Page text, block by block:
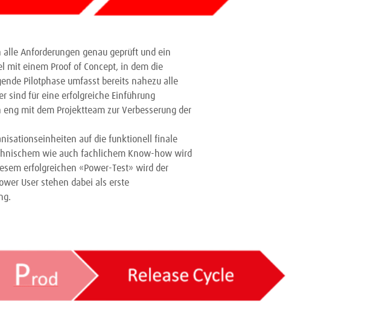
Anforderungen genau geprüft und ein
mit einem Proof of Concept, in dem die
Pilotphase umfasst bereits nahezu alle
sind für eine erfolgreiche Einführung
mit dem Projektteam zur Verbesserung der
auf die funktionell finale
wie auch fachlichem Know-how wird
erfolgreichen «Power-Test» wird der
User stehen dabei als erste